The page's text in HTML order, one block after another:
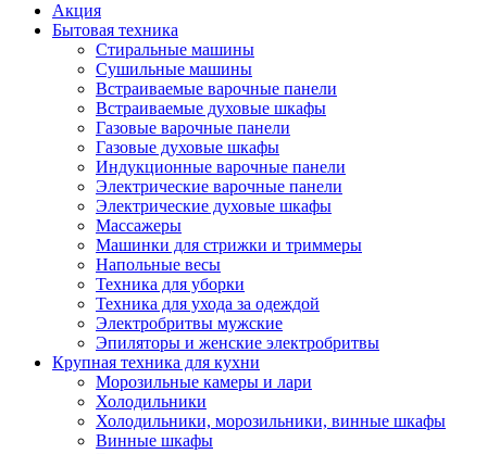
Акция
Бытовая техника
Стиральные машины
Сушильные машины
Встраиваемые варочные панели
Встраиваемые духовые шкафы
Газовые варочные панели
Газовые духовые шкафы
Индукционные варочные панели
Электрические варочные панели
Электрические духовые шкафы
Массажеры
Машинки для стрижки и триммеры
Напольные весы
Техника для уборки
Техника для ухода за одеждой
Электробритвы мужские
Эпиляторы и женские электробритвы
Крупная техника для кухни
Морозильные камеры и лари
Холодильники
Холодильники, морозильники, винные шкафы
Винные шкафы